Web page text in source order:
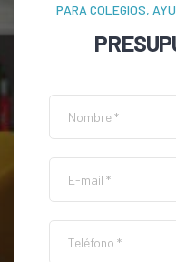
PARA COLEGIOS,